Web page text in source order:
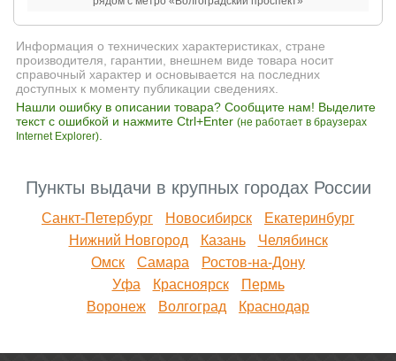
Информация о технических характеристиках, стране
производителя, гарантии, внешнем виде товара носит
справочный характер и основывается на последних
доступных к моменту публикации сведениях.
Нашли ошибку в описании товара? Сообщите нам! Выделите
текст с ошибкой и нажмите Ctrl+Enter (не работает в браузерах
Internet Explorer)
Пункты выдачи в крупных городах России
Санкт-Петербург Новосибирск
Екатеринбург
Нижний Новгород
Казань
Челябинск
Омск
Самара
Ростов-на-Дону
Уфа
Красноярск
Пермь
Воронеж
Волгоград Краснодар